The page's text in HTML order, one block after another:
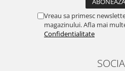
Vreau sa primesc
magazinului. Afla mai
Confidentialitate